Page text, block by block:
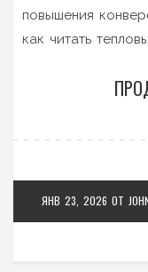
повышения
как читать
ЯНВ 23, 2026 ОТ